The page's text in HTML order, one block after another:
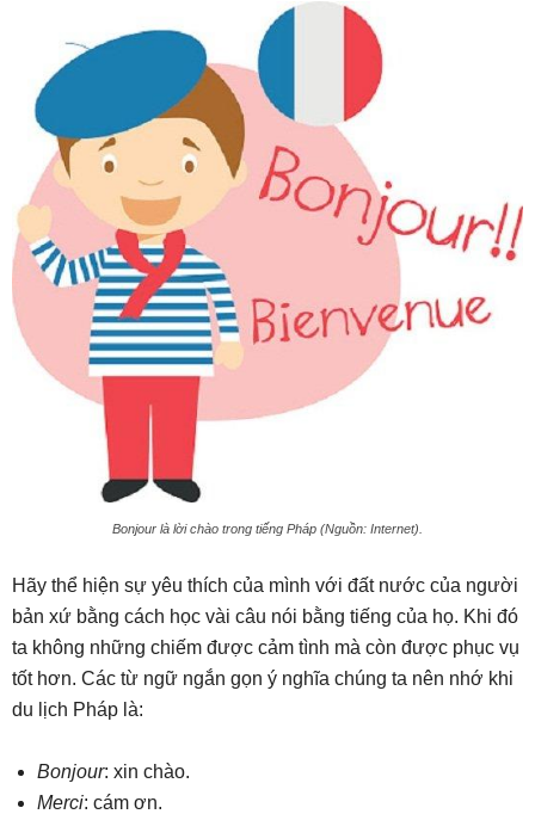
Bonjour là lời chào trong tiếng Pháp (Nguồn: Internet).
Hãy thể hiện sự yêu thích của mình với đất nước của người
bản xứ bằng cách học vài câu nói bằng tiếng của họ. Khi đó
ta không những chiếm được cảm tình mà còn được phục vụ
tốt hơn. Các từ ngữ ngắn gọn ý nghĩa chúng ta nên nhớ khi
du lịch Pháp là:
Bonjour: xin chào.
Merci: cám ơn.